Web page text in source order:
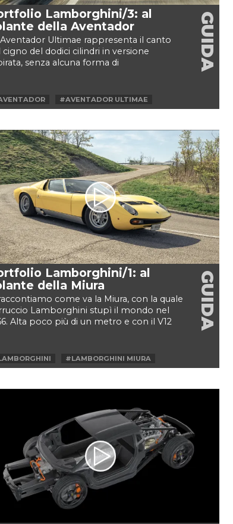
Lamborghini/3: al
della Aventador
Aventador Ultimae rappresenta il canto
cigno del dodici cilindri in versione
senza alcuna forma di
GUIDA
#AVENTADOR ULTIMAE
Lamborghini/1: al
della Miura
come va la Miura, con la quale
Lamborghini stupì il mondo nel
Alta poco più di un metro e con il V12
GUIDA
#LAMBORGHINI MIURA